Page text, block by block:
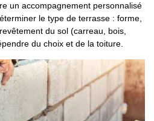
un accompagnement personnalisé
le type de terrasse : forme,
du sol (carreau, bois,
du choix et de la toiture.